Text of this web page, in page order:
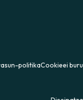
politikaCookieei